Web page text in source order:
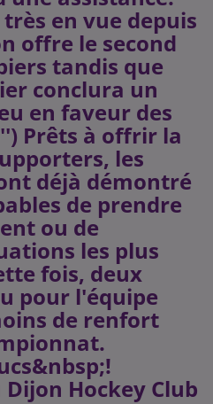
en vue depuis
offre le second
tandis que
conclura un
en faveur des
Prêts à offrir la
les
déjà démontré
de prendre
ou de
les plus
fois, deux
pour l'équipe
de renfort
Hockey Club